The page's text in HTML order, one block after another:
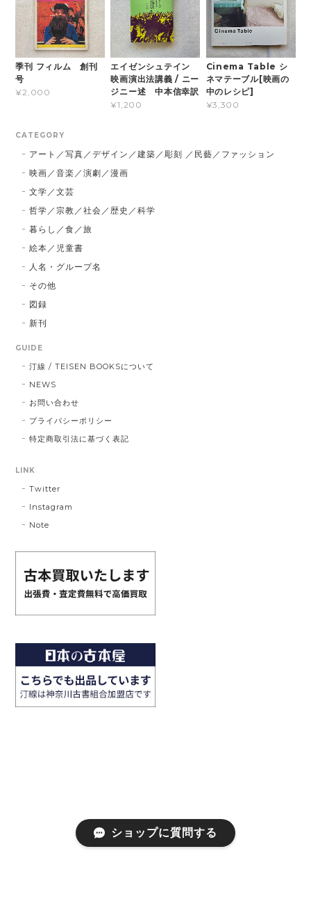
季刊 フィルム 創刊
号
¥2,000
エイゼンシュテイン
映画演出法講義 / ニー
ジニー述 中本信幸訳
¥1,200
Cinema Table シ
ネマテーブル[映画の
中のレシピ]
¥3,300
CATEGORY
アート／写真／デザイン／建築／彫刻 ／民藝／ファッション
映画／音楽／演劇／漫画
文学／文芸
哲学／宗教／社会／歴史／科学
暮らし／食／旅
絵本／児童書
人名・グループ名
その他
図録
新刊
GUIDE
汀線 / TEISEN BOOKSについて
NEWS
お問い合わせ
プライバシーポリシー
特定商取引法に基づく表記
LINK
Twitter
Instagram
Note
ショップに質問する